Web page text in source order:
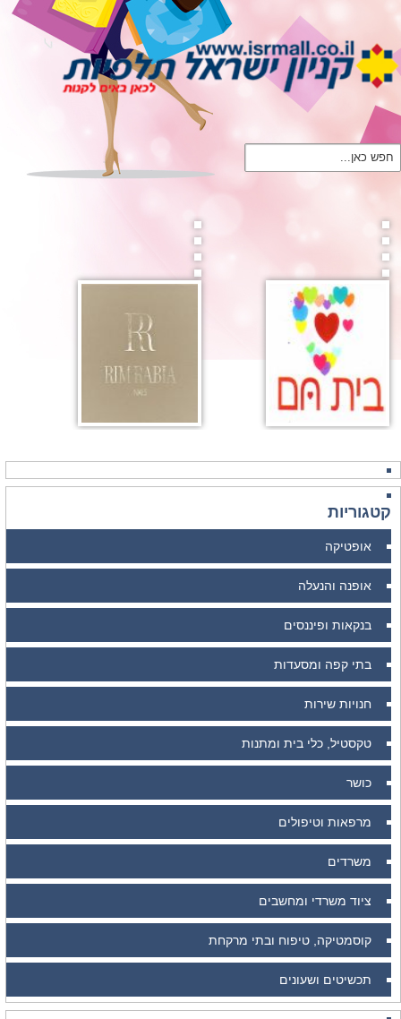
חפש כאן...
קטגוריות
אופטיקה
אופנה והנעלה
בנקאות ופיננסים
בתי קפה ומסעדות
חנויות שירות
טקסטיל, כלי בית ומתנות
כושר
מרפאות וטיפולים
משרדים
ציוד משרדי ומחשבים
קוסמטיקה, טיפוח ובתי מרקחת
תכשיטים ושעונים